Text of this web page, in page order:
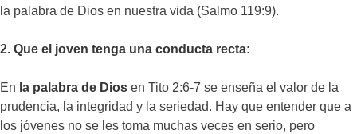
la palabra de Dios en nuestra vida (Salmo 119:9).
2. Que el joven tenga una conducta recta:
En la palabra de Dios en Tito 2:6-7 se enseña el valor de la
prudencia, la integridad y la seriedad. Hay que entender que a
los jóvenes no se les toma muchas veces en serio, pero